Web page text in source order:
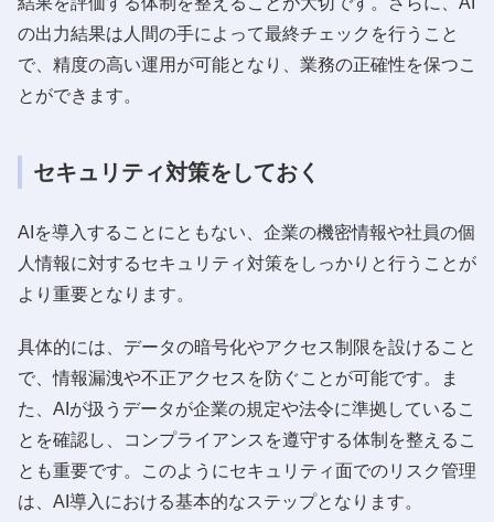
の出力結果は人間の手によって最終チェックを行うこと
で、精度の高い運用が可能となり、業務の正確性を保つこ
とができます。
セキュリティ対策をしておく
AIを導入することにともない、企業の機密情報や社員の個
人情報に対するセキュリティ対策をしっかりと行うことが
より重要となります。
具体的には、データの暗号化やアクセス制限を設けること
で、情報漏洩や不正アクセスを防ぐことが可能です。ま
た、AIが扱うデータが企業の規定や法令に準拠しているこ
とを確認し、コンプライアンスを遵守する体制を整えるこ
とも重要です。このようにセキュリティ面でのリスク管理
は、AI導入における基本的なステップとなります。